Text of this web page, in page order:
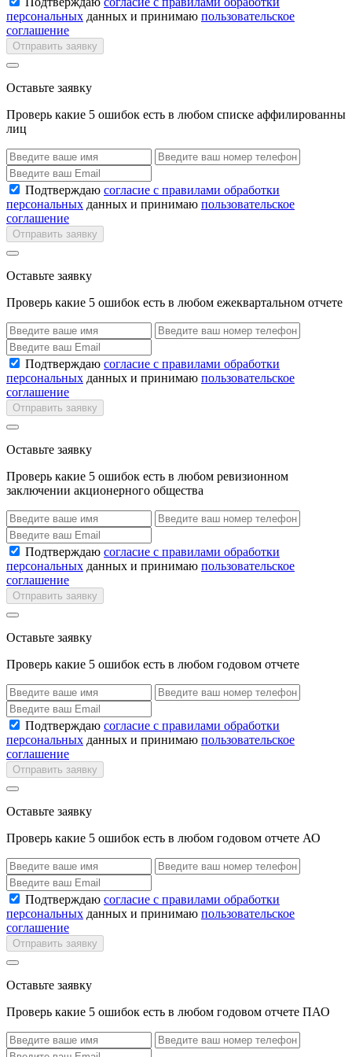
персональных данных и принимаю пользовательское
соглашение
Отправить заявку
Оставьте заявку
Проверь какие 5 ошибок есть в любом списке аффилированны
лиц
Подтверждаю согласие с правилами обработки
персональных данных и принимаю пользовательское
соглашение
Отправить заявку
Оставьте заявку
Проверь какие 5 ошибок есть в любом ежеквартальном отчете
Подтверждаю согласие с правилами обработки
персональных данных и принимаю пользовательское
соглашение
Отправить заявку
Оставьте заявку
Проверь какие 5 ошибок есть в любом ревизионном
заключении акционерного общества
Подтверждаю согласие с правилами обработки
персональных данных и принимаю пользовательское
соглашение
Отправить заявку
Оставьте заявку
Проверь какие 5 ошибок есть в любом годовом отчете
Подтверждаю согласие с правилами обработки
персональных данных и принимаю пользовательское
соглашение
Отправить заявку
Оставьте заявку
Проверь какие 5 ошибок есть в любом годовом отчете АО
Подтверждаю согласие с правилами обработки
персональных данных и принимаю пользовательское
соглашение
Отправить заявку
Оставьте заявку
Проверь какие 5 ошибок есть в любом годовом отчете ПАО